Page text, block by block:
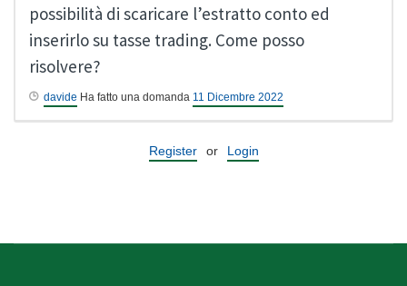
possibilità di scaricare l’estratto conto ed
inserirlo su tasse trading. Come posso
risolvere?
davide Ha fatto una domanda 11 Dicembre 2022
Register or Login